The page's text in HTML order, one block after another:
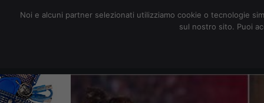
Noi e alcuni partner selezionati utilizziamo cookie o tecnologie
sul nostro sito. Puoi